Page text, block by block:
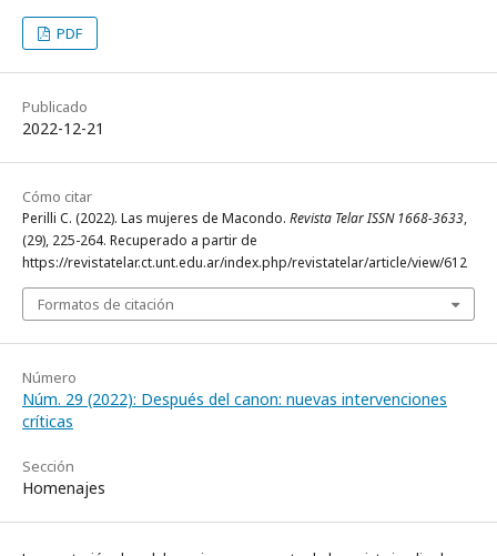
PDF
Publicado
2022-12-21
Cómo citar
Perilli C. (2022). Las mujeres de Macondo. Revista Telar ISSN 1668-3633,
(29), 225-264. Recuperado a partir de
https://revistatelar.ct.unt.edu.ar/index.php/revistatelar/article/view/612
Formatos de citación
Número
Núm. 29 (2022): Después del canon: nuevas intervenciones
críticas
Sección
Homenajes